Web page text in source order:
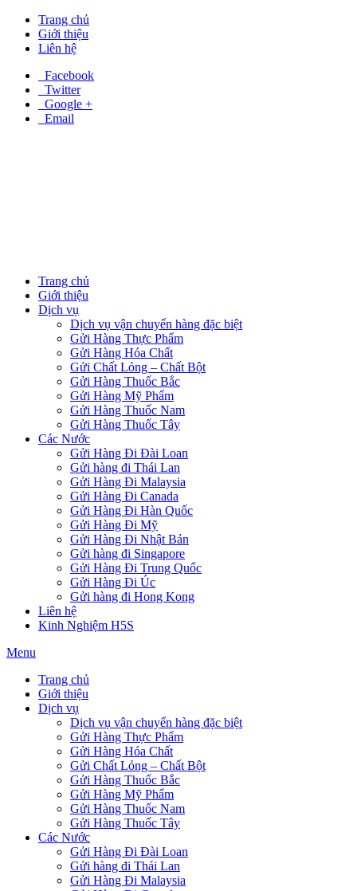
Trang chủ
Giới thiệu
Liên hệ
Facebook
Twitter
Google +
Email
Trang chủ
Giới thiệu
Dịch vụ
Dịch vụ vận chuyển hàng đặc biệt
Gửi Hàng Thực Phẩm
Gửi Hàng Hóa Chất
Gửi Chất Lỏng – Chất Bột
Gửi Hàng Thuốc Bắc
Gửi Hàng Mỹ Phẩm
Gửi Hàng Thuốc Nam
Gửi Hàng Thuốc Tây
Các Nước
Gửi Hàng Đi Đài Loan
Gửi hàng đi Thái Lan
Gửi Hàng Đi Malaysia
Gửi Hàng Đi Canada
Gửi Hàng Đi Hàn Quốc
Gửi Hàng Đi Mỹ
Gửi Hàng Đi Nhật Bản
Gửi hàng đi Singapore
Gửi Hàng Đi Trung Quốc
Gửi Hàng Đi Úc
Gửi hàng đi Hong Kong
Liên hệ
Kinh Nghiệm H5S
Menu
Trang chủ
Giới thiệu
Dịch vụ
Dịch vụ vận chuyển hàng đặc biệt
Gửi Hàng Thực Phẩm
Gửi Hàng Hóa Chất
Gửi Chất Lỏng – Chất Bột
Gửi Hàng Thuốc Bắc
Gửi Hàng Mỹ Phẩm
Gửi Hàng Thuốc Nam
Gửi Hàng Thuốc Tây
Các Nước
Gửi Hàng Đi Đài Loan
Gửi hàng đi Thái Lan
Gửi Hàng Đi Malaysia